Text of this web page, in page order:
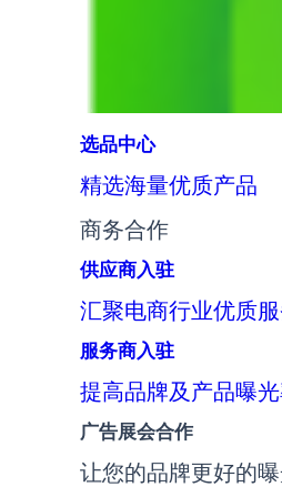
选品中心
精选海量优质产品
商务合作
供应商入驻
汇聚电商行业优质
服务商入驻
提高品牌及产品曝
广告展会合作
让您的品牌更好的